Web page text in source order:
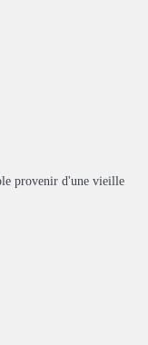
provenir d'une vieille